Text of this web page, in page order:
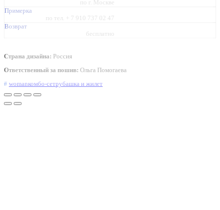
по г. Москве
Примерка
по тел. + 7 910 737 02 47
Возврат
бесплатно
Страна дизайна: Россия
Ответственный за пошив: Ольга Помогаева
# womanкомбо-сетрубашка и жилет